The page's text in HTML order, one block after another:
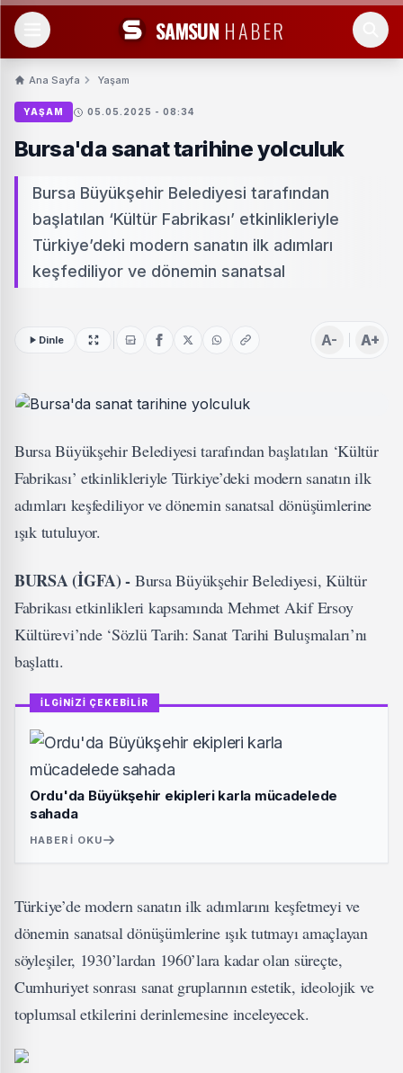
SAMSUN HABER
Ana Sayfa Yaşam
YAŞAM 05.05.2025 - 08:34
Bursa'da sanat tarihine yolculuk
Bursa Büyükşehir Belediyesi tarafından
başlatılan ‘Kültür Fabrikası’ etkinlikleriyle
Türkiye’deki modern sanatın ilk adımları
keşfediliyor ve dönemin sanatsal
Dinle A- A+
Bursa Büyükşehir Belediyesi tarafından başlatılan ‘Kültür
Fabrikası’ etkinlikleriyle Türkiye’deki modern sanatın ilk
adımları keşfediliyor ve dönemin sanatsal dönüşümlerine
ışık tutuluyor.
BURSA (İGFA) - Bursa Büyükşehir Belediyesi, Kültür
Fabrikası etkinlikleri kapsamında Mehmet Akif Ersoy
Kültürevi’nde ‘Sözlü Tarih: Sanat Tarihi Buluşmaları’nı
başlattı.
İLGİNİZİ ÇEKEBİLİR
Ordu'da Büyükşehir ekipleri karla mücadelede
sahada
HABERI OKU
Türkiye’de modern sanatın ilk adımlarını keşfetmeyi ve
dönemin sanatsal dönüşümlerine ışık tutmayı amaçlayan
söyleşiler, 1930’lardan 1960’lara kadar olan süreçte,
Cumhuriyet sonrası sanat gruplarının estetik, ideolojik ve
toplumsal etkilerini derinlemesine inceleyecek.